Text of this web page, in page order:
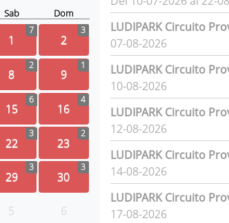
Sab Dom
1
7
2
3
8
2
9
1
15
6
16
4
22
3
23
2
29
3
30
3
5 6
LUDIPARK Circuito
07-08-2026
LUDIPARK Circuito
10-08-2026
LUDIPARK Circuito
12-08-2026
LUDIPARK Circuito
14-08-2026
LUDIPARK Circuito
17-08-2026